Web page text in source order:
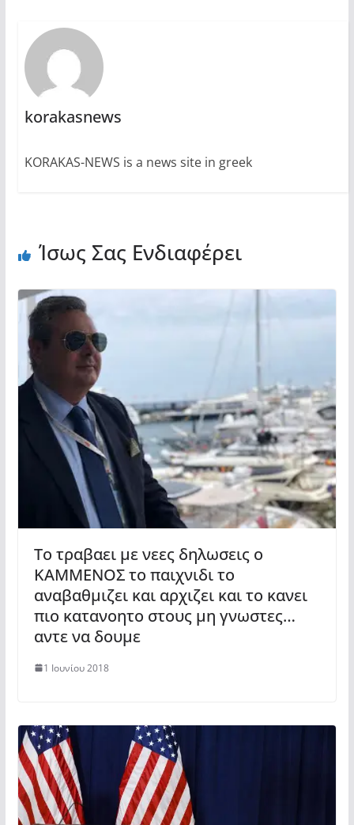
korakasnews
KORAKAS-NEWS is a news site in greek
Ίσως Σας Ενδιαφέρει
Το τραβαει με νεες δηλωσεις ο
ΚΑΜΜΕΝΟΣ το παιχνιδι το
αναβαθμιζει και αρχιζει και το κανει
πιο κατανοητο στους μη γνωστες…
αντε να δουμε
1 Ιουνίου 2018